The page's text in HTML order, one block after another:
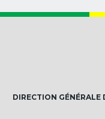
DIRECTION